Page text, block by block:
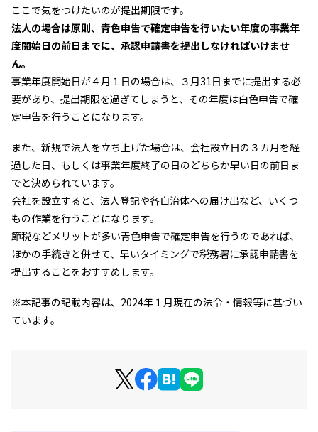
ここで気をつけたいのが提出期限です。
法人の場合は原則、青色申告で確定申告を行いたい年度の事業年
度開始日の前日までに、承認申請書を提出しなければいけませ
ん。
事業年度開始日が４月１日の場合は、３月31日までに提出する必
要があり、提出期限を過ぎてしまうと、その年度は白色申告で確
定申告を行うことになります。
また、新規で法人を立ち上げた場合は、会社設立日の３カ月を経
過した日、もしくは事業年度終了の日のどちらか早い日の前日ま
でと決められています。
会社を設立すると、法人登記や各自治体への届け出など、いくつ
もの作業を行うことになります。
節税などメリットが多い青色申告で確定申告を行うのであれば、
ほかの手続きと併せて、早いタイミングで税務署に承認申請書を
提出することをおすすめします。
※本記事の記載内容は、2024年１月現在の法令・情報等に基づい
ています。